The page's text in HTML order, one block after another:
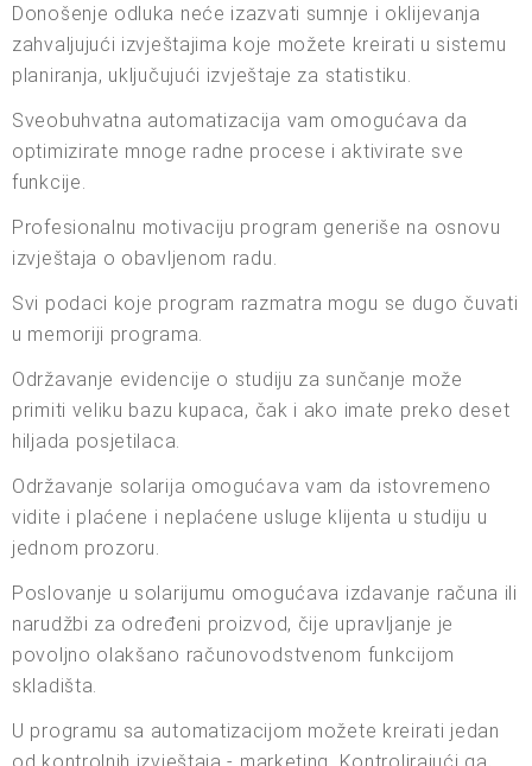
Donošenje odluka neće izazvati sumnje i oklijevanja
zahvaljujući izvještajima koje možete kreirati u sistemu
planiranja, uključujući izvještaje za statistiku.
Sveobuhvatna automatizacija vam omogućava da
optimizirate mnoge radne procese i aktivirate sve
funkcije.
Profesionalnu motivaciju program generiše na osnovu
izvještaja o obavljenom radu.
Svi podaci koje program razmatra mogu se dugo čuvati
u memoriji programa.
Održavanje evidencije o studiju za sunčanje može
primiti veliku bazu kupaca, čak i ako imate preko deset
hiljada posjetilaca.
Održavanje solarija omogućava vam da istovremeno
vidite i plaćene i neplaćene usluge klijenta u studiju u
jednom prozoru.
Poslovanje u solarijumu omogućava izdavanje računa ili
narudžbi za određeni proizvod, čije upravljanje je
povoljno olakšano računovodstvenom funkcijom
skladišta.
U programu sa automatizacijom možete kreirati jedan